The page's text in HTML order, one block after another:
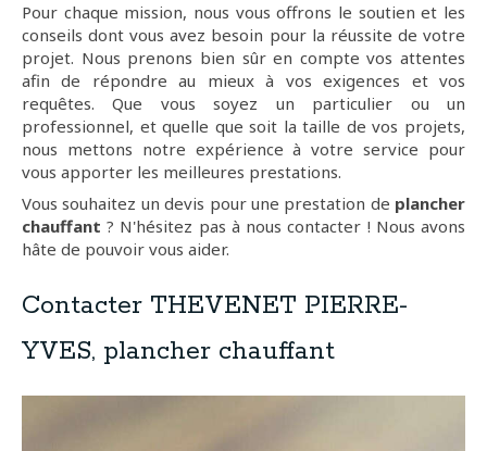
Pour chaque mission, nous vous offrons le soutien et les
conseils dont vous avez besoin pour la réussite de votre
projet. Nous prenons bien sûr en compte vos attentes
afin de répondre au mieux à vos exigences et vos
requêtes. Que vous soyez un particulier ou un
professionnel, et quelle que soit la taille de vos projets,
nous mettons notre expérience à votre service pour
vous apporter les meilleures prestations.
Vous souhaitez un devis pour une prestation de plancher
chauffant ? N'hésitez pas à nous contacter ! Nous avons
hâte de pouvoir vous aider.
Contacter THEVENET PIERRE-
YVES, plancher chauffant